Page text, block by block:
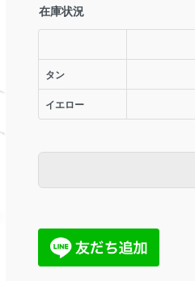
在庫状況
タン
イエロー